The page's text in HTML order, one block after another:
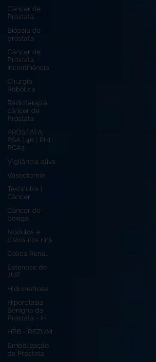
Câncer de
Próstata
Biópsia de
próstata
Câncer de
Próstata
Incontinência
Cirurgia
Robótica
Radioterapia
câncer de
Próstata
PROSTATA:
PSA | 4K | PHI |
PCA3
Vigilância ativa
Vasectomia
Testículos |
Câncer
Câncer de
bexiga
Nódulos e
cistos nos rins
Cólica Renal
Estenose de
JUP
Hidronefrose
Hiperplasia
Benigna da
Próstata - H
HPB - REZUM
Embolização
da Próstata